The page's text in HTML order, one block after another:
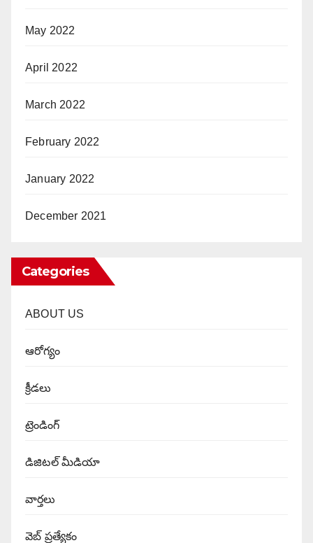
May 2022
April 2022
March 2022
February 2022
January 2022
December 2021
Categories
ABOUT US
ఆరోగ్యం
క్రీడలు
ట్రెండింగ్
డిజిటల్ మీడియా
వార్త‌లు
వెబ్ ప్రత్యేకం